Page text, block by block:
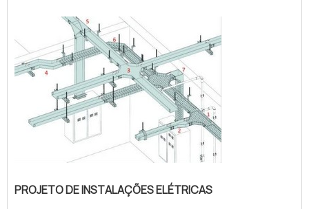
Assim, é fundamental que o mesmo seja
feito por um profissional
especializado. Embora muita gente não
saiba, a instalação elétrica ocupa papel ...
PROJETO DE INSTALAÇÕES ELÉTRICAS